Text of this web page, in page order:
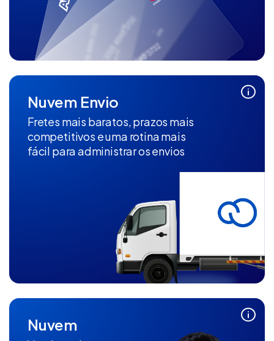
Nuvem Envio
Fretes mais baratos, prazos mais
competitivos e uma rotina mais
fácil para administrar os envios
Nuvem